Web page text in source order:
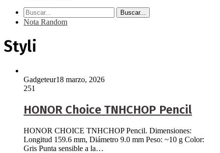
Buscar...
Nota Random
Styli
Gadgeteur18 marzo, 2026
251
HONOR Choice TNHCHOP Pencil
HONOR CHOICE TNHCHOP Pencil. Dimensiones:
Longitud 159.6 mm, Diámetro 9.0 mm Peso: ~10 g Color:
Gris Punta sensible a la…